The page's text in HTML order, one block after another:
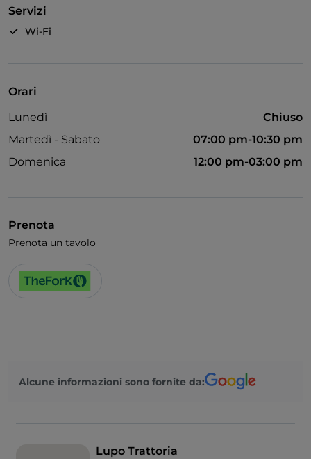
Servizi
Wi-Fi
Orari
Lunedì
Chiuso
Martedì - Sabato
07:00 pm-10:30 pm
Domenica
12:00 pm-03:00 pm
Prenota
Prenota un tavolo
Alcune informazioni sono fornite da:
Lupo Trattoria